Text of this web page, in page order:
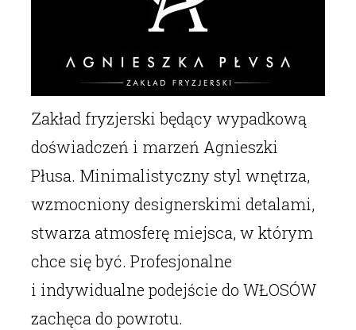
Zakład fryzjerski będący wypadkową
doświadczeń i marzeń Agnieszki
Płusa. Minimalistyczny styl wnętrza,
wzmocniony designerskimi detalami,
stwarza atmosferę miejsca, w którym
chce się być. Profesjonalne
i indywidualne podejście do WŁOSÓW
zachęca do powrotu.